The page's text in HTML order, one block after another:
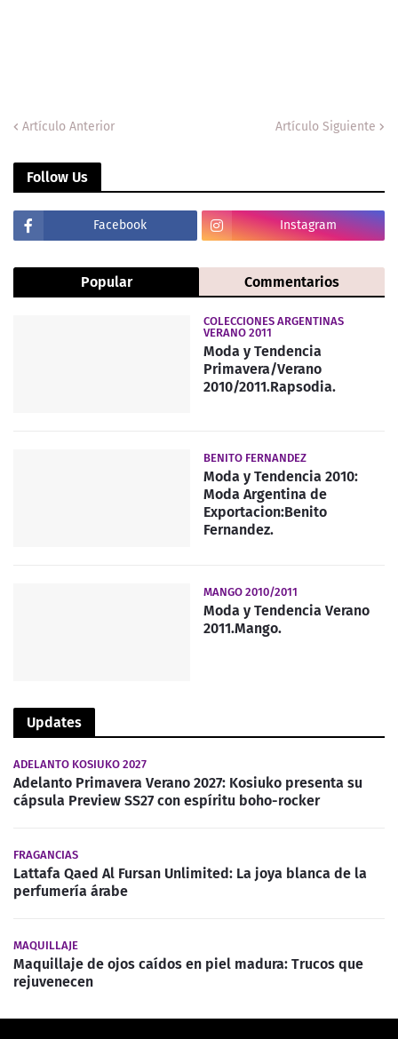
Artículo Anterior Artículo Siguiente
Follow Us
Facebook Instagram
Popular Commentarios
COLECCIONES ARGENTINAS
VERANO 2011
Moda y Tendencia
Primavera/Verano
2010/2011.Rapsodia.
BENITO FERNANDEZ
Moda y Tendencia 2010:
Moda Argentina de
Exportacion:Benito
Fernandez.
MANGO 2010/2011
Moda y Tendencia Verano
2011.Mango.
Updates
ADELANTO KOSIUKO 2027
Adelanto Primavera Verano 2027: Kosiuko presenta su
cápsula Preview SS27 con espíritu boho-rocker
FRAGANCIAS
Lattafa Qaed Al Fursan Unlimited: La joya blanca de la
perfumería árabe
MAQUILLAJE
Maquillaje de ojos caídos en piel madura: Trucos que
rejuvenecen